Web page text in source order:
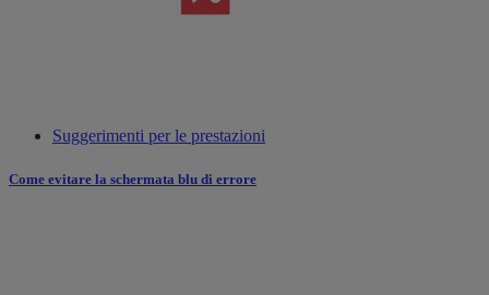
Suggerimenti per le prestazioni
Come evitare la schermata blu di errore